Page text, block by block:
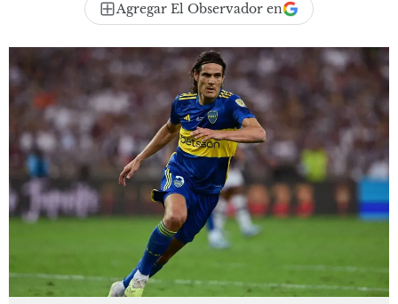
Agregar El Observador en